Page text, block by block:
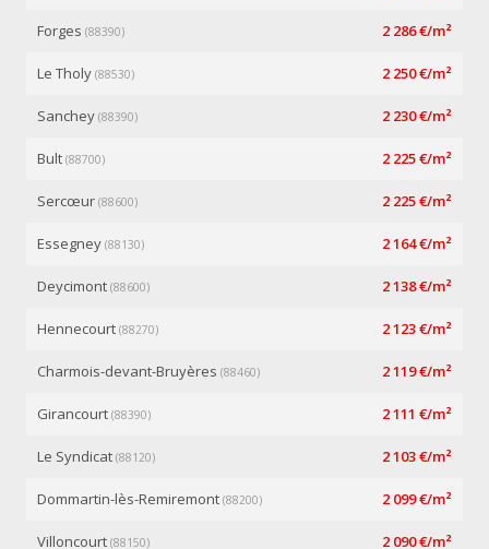
Forges (88390) 2 286 €/m²
Le Tholy (88530) 2 250 €/m²
Sanchey (88390) 2 230 €/m²
Bult (88700) 2 225 €/m²
Sercœur (88600) 2 225 €/m²
Essegney (88130) 2 164 €/m²
Deycimont (88600) 2 138 €/m²
Hennecourt (88270) 2 123 €/m²
Charmois-devant-Bruyères (88460) 2 119 €/m²
Girancourt (88390) 2 111 €/m²
Le Syndicat (88120) 2 103 €/m²
Dommartin-lès-Remiremont (88200) 2 099 €/m²
Villoncourt (88150) 2 090 €/m²